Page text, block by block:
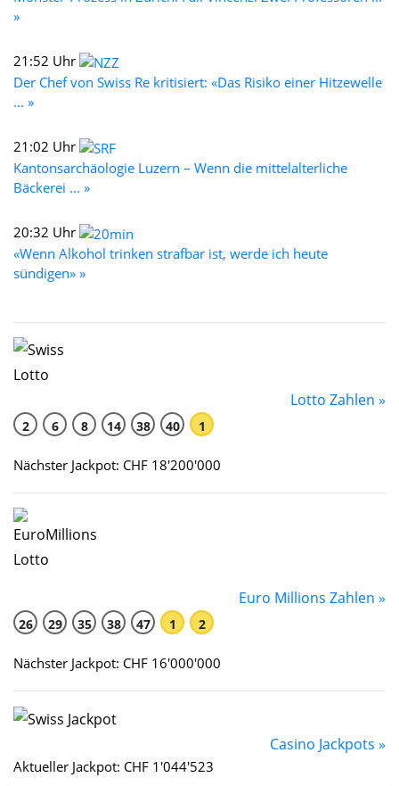
»
21:52 Uhr
Der Chef von Swiss Re kritisiert: «Das Risiko einer Hitzewelle
... »
21:02 Uhr
Kantonsarchäologie Luzern – Wenn die mittelalterliche
Bäckerei ... »
20:32 Uhr
«Wenn Alkohol trinken strafbar ist, werde ich heute
sündigen» »
Lotto Zahlen »
2 6 8 14 38 40 1
Nächster Jackpot: CHF 18'200'000
Euro Millions Zahlen »
26 29 35 38 47 1 2
Nächster Jackpot: CHF 16'000'000
Casino Jackpots »
Aktueller Jackpot: CHF 1'044'523